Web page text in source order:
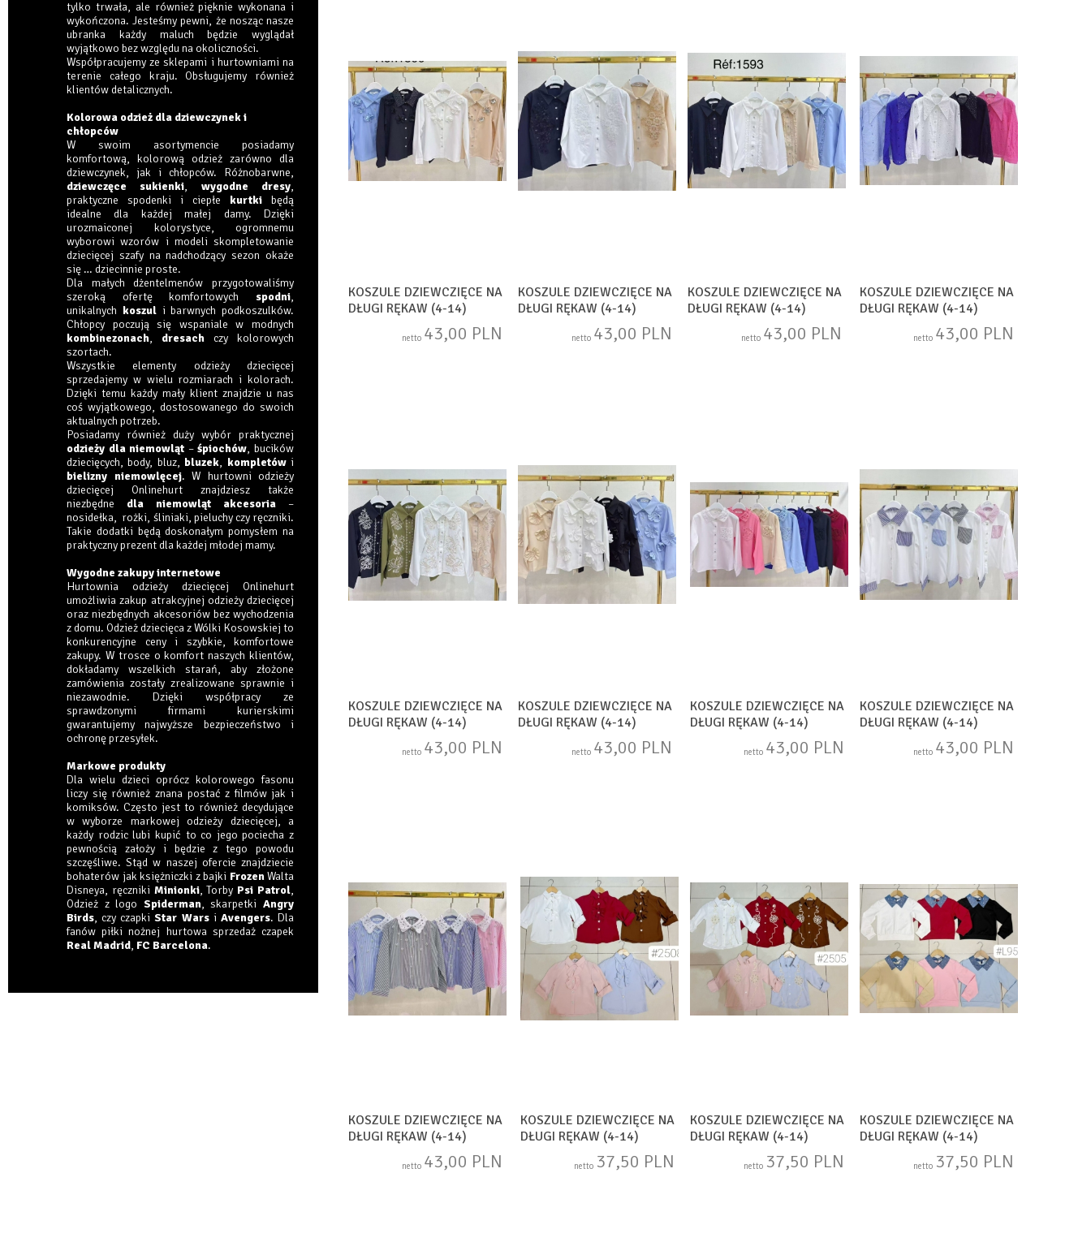
tylko trwała, ale również pięknie wykonana i
wykończona. Jesteśmy pewni, że nosząc nasze
ubranka każdy maluch będzie wyglądał
wyjątkowo bez względu na okoliczności.
Współpracujemy ze sklepami i hurtowniami na
terenie całego kraju. Obsługujemy również
klientów detalicznych.
Kolorowa odzież dla dziewczynek i
chłopców
W swoim asortymencie posiadamy
komfortową, kolorową odzież zarówno dla
dziewczynek, jak i chłopców. Różnobarwne,
dziewczęce sukienki, wygodne dresy,
praktyczne spodenki i ciepłe kurtki będą
idealne dla każdej małej damy. Dzięki
urozmaiconej kolorystyce, ogromnemu
wyborowi wzorów i modeli skompletowanie
dziecięcej szafy na nadchodzący sezon okaże
się … dziecinnie proste.
Dla małych dżentelmenów przygotowaliśmy
szeroką ofertę komfortowych spodni,
unikalnych koszuli barwnych podkoszulków.
Chłopcy poczują się wspaniale w modnych
kombinezonach, dresach czy kolorowych
szortach.
Wszystkie elementy odzieży dziecięcej
sprzedajemy w wielu rozmiarach i kolorach.
Dzięki temu każdy mały klient znajdzie u nas
coś wyjątkowego, dostosowanego do swoich
aktualnych potrzeb.
Posiadamy również duży wybór praktycznej
odzieży dla niemowląt –śpiochów, bucików
dziecięcych, body, bluz, bluzek, kompletówi
bielizny niemowlęcej. W hurtowni odzieży
dziecięcej Onlinehurt znajdziesz także
niezbędne dla niemowląt akcesoria –
nosidełka, rożki, śliniaki, pieluchy czy ręczniki.
Takie dodatki będą doskonałym pomysłem na
praktyczny prezent dla każdej młodej mamy.
Wygodne zakupy internetowe
Hurtownia odzieży dziecięcej Onlinehurt
umożliwia zakup atrakcyjnej odzieży dziecięcej
oraz niezbędnych akcesoriów bez wychodzenia
z domu. Odzież dziecięca z Wólki Kosowskiej to
konkurencyjne ceny i szybkie, komfortowe
zakupy. W trosce o komfort naszych klientów,
dokładamy wszelkich starań, aby złożone
zamówienia zostały zrealizowane sprawnie i
niezawodnie. Dzięki współpracy ze
sprawdzonymi firmami kurierskimi
gwarantujemy najwyższe bezpieczeństwo i
ochronę przesyłek.
Markowe produkty
Dla wielu dzieci oprócz kolorowego fasonu
liczy się również znana postać z filmów jak i
komiksów. Często jest to również decydujące
w wyborze markowej odzieży dziecięcej, a
każdy rodzic lubi kupić to co jego pociecha z
pewnością założy i będzie z tego powodu
szczęśliwe. Stąd w naszej ofercie znajdziecie
bohaterów jak księżniczki z bajki FrozenWalta
Disneya, ręczniki Minionki, Torby Psi Patrol,
Odzież z logo Spiderman, skarpetkiAngry
Birds, czy czapkiStar Warsi Avengers. Dla
fanów piłki nożnej hurtowa sprzedaż czapek
Real Madrid, FC Barcelona.
KOSZULE DZIEWCZIĘCE NA
DŁUGI RĘKAW (4-14)
netto 43,00 PLN
KOSZULE DZIEWCZIĘCE NA
DŁUGI RĘKAW (4-14)
netto 43,00 PLN
KOSZULE DZIEWCZIĘCE NA
DŁUGI RĘKAW (4-14)
netto 43,00 PLN
KOSZULE DZIEWCZIĘCE NA
DŁUGI RĘKAW (4-14)
netto 43,00 PLN
KOSZULE DZIEWCZIĘCE NA
DŁUGI RĘKAW (4-14)
netto 43,00 PLN
KOSZULE DZIEWCZIĘCE NA
DŁUGI RĘKAW (4-14)
netto 43,00 PLN
KOSZULE DZIEWCZIĘCE NA
DŁUGI RĘKAW (4-14)
netto 43,00 PLN
KOSZULE DZIEWCZIĘCE NA
DŁUGI RĘKAW (4-14)
netto 43,00 PLN
KOSZULE DZIEWCZIĘCE NA
DŁUGI RĘKAW (4-14)
netto 43,00 PLN
KOSZULE DZIEWCZIĘCE NA
DŁUGI RĘKAW (4-14)
netto 37,50 PLN
KOSZULE DZIEWCZIĘCE NA
DŁUGI RĘKAW (4-14)
netto 37,50 PLN
KOSZULE DZIEWCZIĘCE NA
DŁUGI RĘKAW (4-14)
netto 37,50 PLN